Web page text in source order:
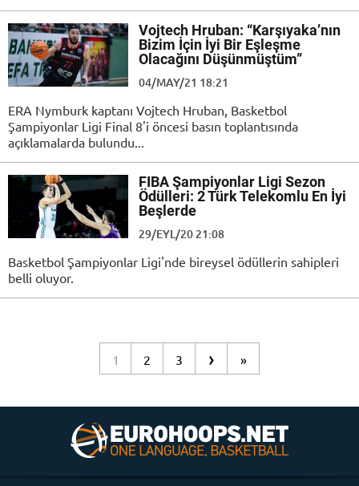
Vojtech Hruban: “Karşıyaka’nın
Bizim İçin İyi Bir Eşleşme
Olacağını Düşünmüştüm”
04/MAY/21 18:21
ERA Nymburk kaptanı Vojtech Hruban, Basketbol
Şampiyonlar Ligi Final 8'i öncesi basın toplantısında
açıklamalarda bulundu...
FIBA Şampiyonlar Ligi Sezon
Ödülleri: 2 Türk Telekomlu En İyi
Beşlerde
29/EYL/20 21:08
Basketbol Şampiyonlar Ligi'nde bireysel ödüllerin sahipleri
belli oluyor.
1 2 3 › »